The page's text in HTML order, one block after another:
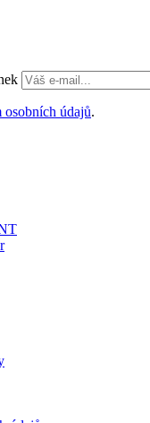
osobních údajů.